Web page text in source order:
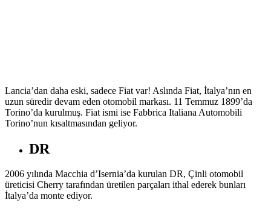
Lancia’dan daha eski, sadece Fiat var! Aslında Fiat, İtalya’nın en
uzun süredir devam eden otomobil markası. 11 Temmuz 1899’da
Torino’da kurulmuş. Fiat ismi ise Fabbrica Italiana Automobili
Torino’nun kısaltmasından geliyor.
DR
2006 yılında Macchia d’Isernia’da kurulan DR, Çinli otomobil
üreticisi Cherry tarafından üretilen parçaları ithal ederek bunları
İtalya’da monte ediyor.